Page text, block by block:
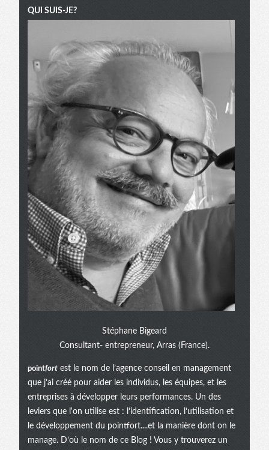
QUI SUIS-JE?
Stéphane Bigeard
Consultant- entrepreneur, Arras (France).
pointfort est le nom de l’agence conseil en management
que j’ai créé pour aider les individus, les équipes, et les
entreprises à développer leurs performances. Un des
leviers que l'on utilise est : l’identification, l’utilisation et
le développement du pointfort....et la manière dont on le
manage. D’où le nom de ce Blog ! Vous y trouverez un